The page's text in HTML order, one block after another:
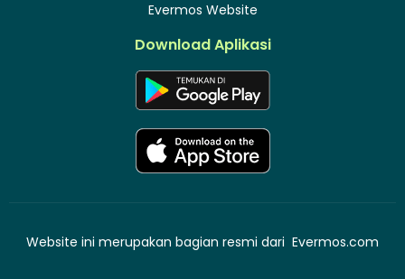
Evermos Website
Download Aplikasi
Website ini merupakan bagian resmi dari Evermos.com